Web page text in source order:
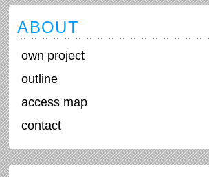
ABOUT
own project
outline
access map
contact